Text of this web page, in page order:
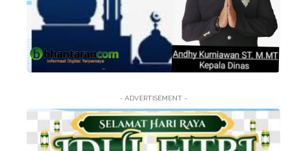
- ADVERTISEMENT -